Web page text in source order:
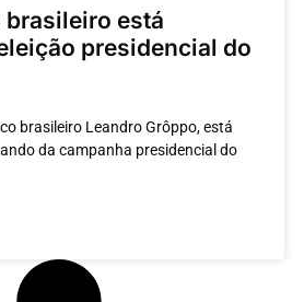
está
presidencial do
brasileiro Leandro Grôppo, está
da campanha presidencial do